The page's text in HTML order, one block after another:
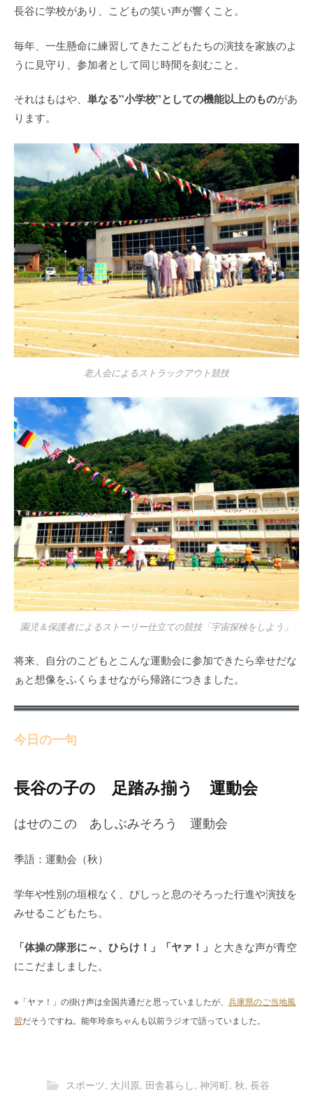
長谷に学校があり、こどもの笑い声が響くこと。
毎年、一生懸命に練習してきたこどもたちの演技を家族のよ
うに見守り、参加者として同じ時間を刻むこと。
それはもはや、 単なる”小学校”としての機能以上のものがあ
ります。
老人会によるストラックアウト競技
園児＆保護者によるストーリー仕立ての競技「宇宙探検をしよう」
将来、自分のこどもとこんな運動会に参加できたら幸せだな
ぁと想像をふくらませながら帰路につきました。
今日の一句
長谷の子の 足踏み揃う 運動会
はせのこの あしぶみそろう 運動会
季語：運動会（秋）
学年や性別の垣根なく、ぴしっと息のそろった行進や演技を
みせるこどもたち。
「体操の隊形に～、ひらけ！」「ヤァ！」 と大きな声が青空
にこだましました。
※「ヤァ！」の掛け声は全国共通だと思っていましたが、 兵庫県のご当地風
習だそうですね。 能年玲奈ちゃんも以前ラジオで語っていました。
スポーツ, 大川原, 田舎暮らし, 神河町, 秋, 長谷